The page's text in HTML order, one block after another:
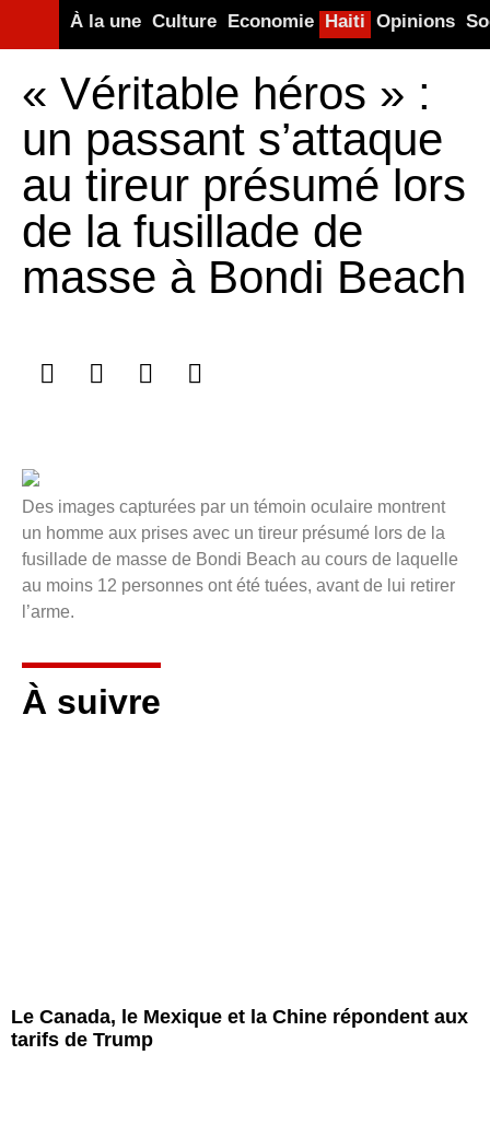
À la une Culture Economie Haiti Opinions
« Véritable héros » :
un passant s’attaque
au tireur présumé lors
de la fusillade de
masse à Bondi Beach
Des images capturées par un témoin oculaire montrent
un homme aux prises avec un tireur présumé lors de la
fusillade de masse de Bondi Beach au cours de laquelle
au moins 12 personnes ont été tuées, avant de lui retirer
l’arme.
À suivre
Le Canada, le Mexique et la Chine répondent aux
tarifs de Trump